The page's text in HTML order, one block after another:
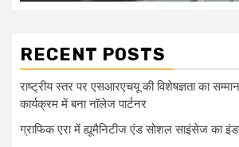
RECENT POSTS
राष्ट्रीय स्तर पर एसआरएचयू की विशेषज्ञता का
कार्यक्रम में बना नॉलेज पार्टनर
ग्राफिक एरा में ह्यूमैनिटीज एंड सोशल साइंसेज का